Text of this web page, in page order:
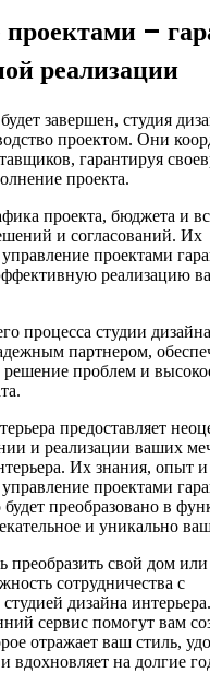
–
реализации
завершен, студия
проектом. Они
гарантируя
проекта.
проекта, бюджета и
и согласований. Их
проектами
реализацию
процесса студии
партнером,
решение проблем и
предоставляет
и реализации ваших
Их знания, опыт и
проектами
преобразовано в
и уникально
преобразить свой дом или
сотрудничества с
дизайна
сервис помогут вам
отражает ваш стиль,
вдохновляет на долгие